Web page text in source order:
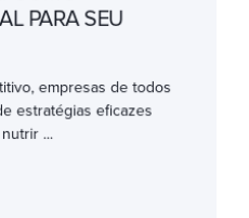
PARA SEU
empresas de todos
estratégias eficazes
...